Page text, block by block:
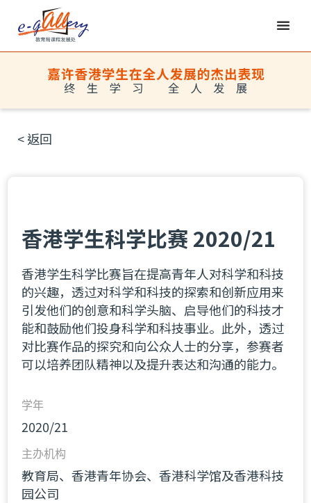
< 返回
香港学生科学比赛 2020/21
香港学生科学比赛旨在提高青年人对科学和科技
的兴趣，透过对科学和科技的探索和创新应用来
引发他们的创意和科学头脑、启导他们的科技才
能和鼓励他们投身科学和科技事业。此外，透过
对比赛作品的探究和向公众人士的分享，参赛者
可以培养团队精神以及提升表达和沟通的能力。
学年
2020/21
主办机构
教育局、香港青年协会、香港科学馆及香港科技
园公司